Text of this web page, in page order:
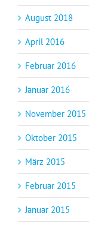
August 2018
April 2016
Februar 2016
Januar 2016
November 2015
Oktober 2015
März 2015
Februar 2015
Januar 2015